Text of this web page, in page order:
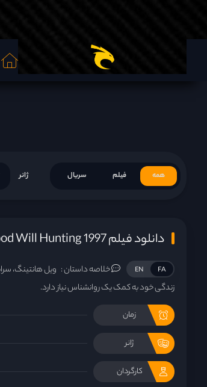
همه فیلم سریال ژانر
دانلود فیلم Good Will Hunting 1997
FA
EN خلاصه داستان :
زندگی خود به کمک یک روانشناس نیاز دارد.
زمان
ژانر
کارگردان